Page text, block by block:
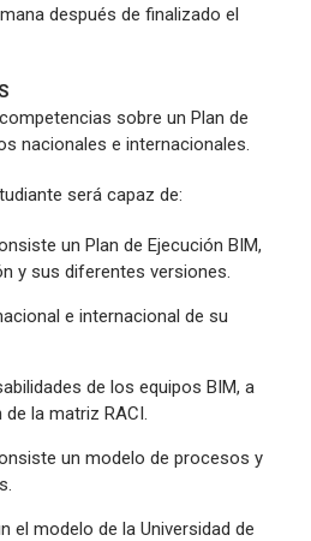
después de finalizado el
sobre un Plan de
nacionales e internacionales.
será capaz de:
un Plan de Ejecución BIM,
y sus diferentes versiones.
e internacional de su
de los equipos BIM, a
la matriz RACI.
un modelo de procesos y
el modelo de la Universidad de